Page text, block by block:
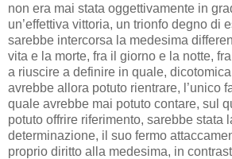
non era mai stata oggettivamente in
un’effettiva vittoria, un trionfo degno di
sarebbe intercorsa la medesima
vita e la morte, fra il giorno e la notte,
a riuscire a definire in quale,
avrebbe allora potuto rientrare, l’unico
quale avrebbe mai potuto contare, sul
potuto offrire riferimento, sarebbe stata
determinazione, il suo fermo
proprio diritto alla medesima, in